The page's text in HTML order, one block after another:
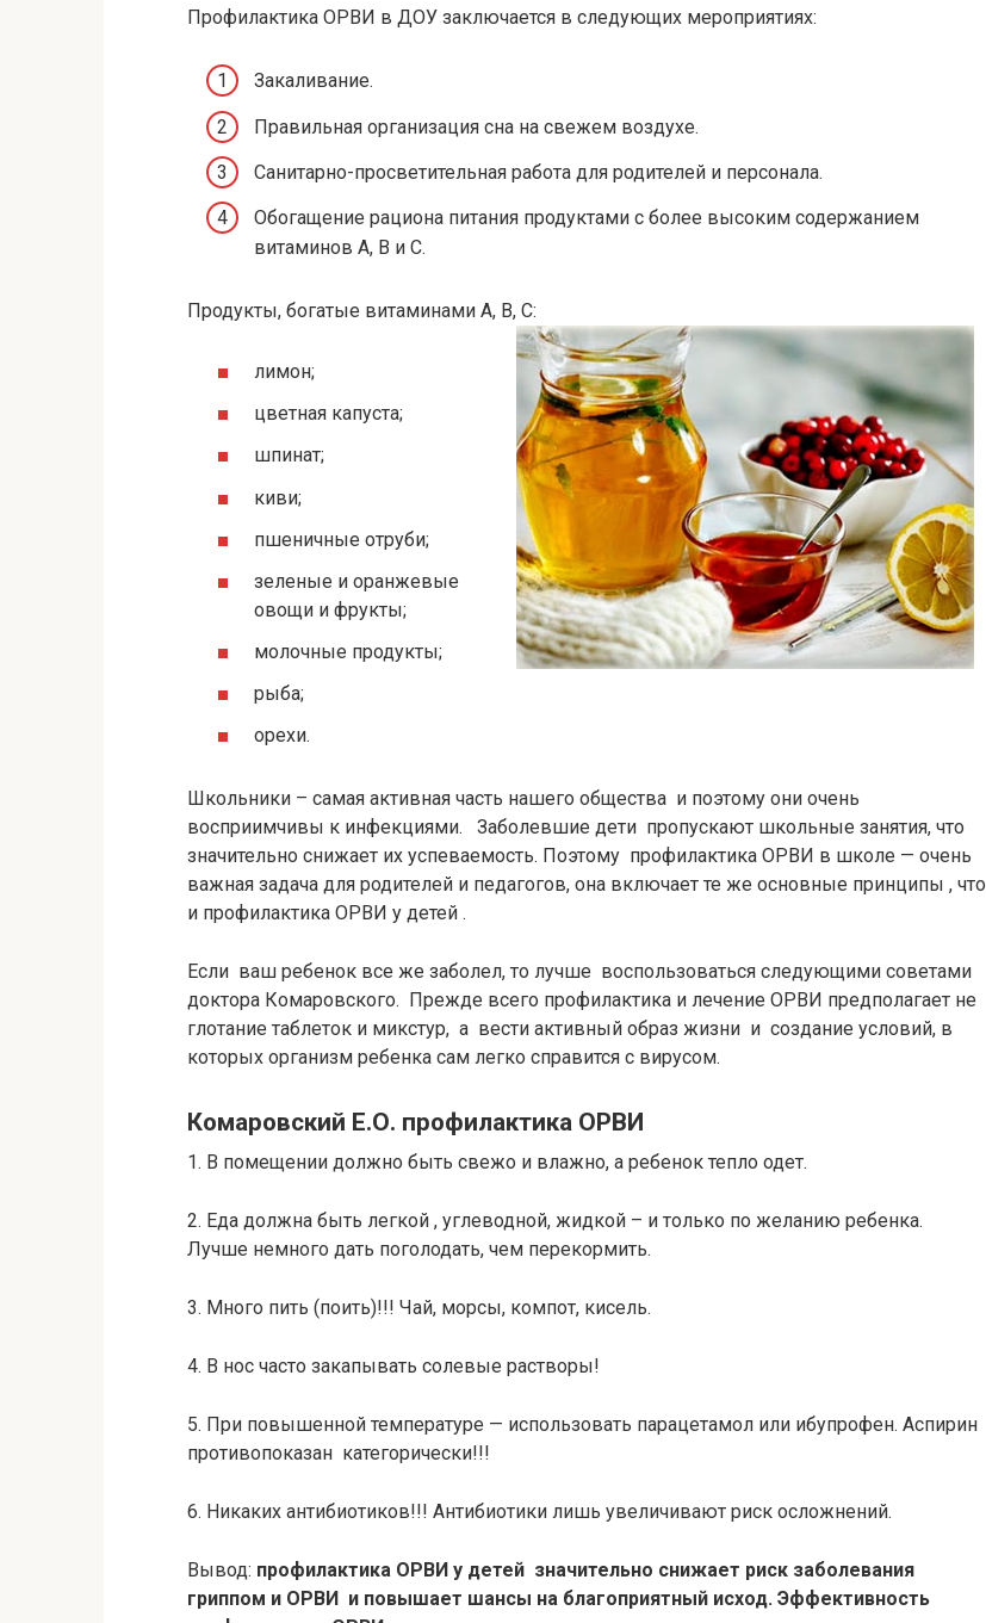
Профилактика ОРВИ в ДОУ заключается в следующих мероприятиях:
Закаливание.
Правильная организация сна на свежем воздухе.
Санитарно-просветительная работа для родителей и персонала.
Обогащение рациона питания продуктами с более высоким содержанием
витаминов А, В и С.
Продукты, богатые витаминами А, В, С:
лимон;
цветная капуста;
шпинат;
киви;
пшеничные отруби;
зеленые и оранжевые
овощи и фрукты;
молочные продукты;
рыба;
орехи.
Школьники – самая активная часть нашего общества и поэтому они очень
восприимчивы к инфекциями. Заболевшие дети пропускают школьные занятия, что
значительно снижает их успеваемость. Поэтому профилактика ОРВИ в школе — очень
важная задача для родителей и педагогов, она включает те же основные принципы , что
и профилактика ОРВИ у детей .
Если ваш ребенок все же заболел, то лучше воспользоваться следующими советами
доктора Комаровского. Прежде всего профилактика и лечение ОРВИ предполагает не
глотание таблеток и микстур, а вести активный образ жизни и создание условий, в
которых организм ребенка сам легко справится с вирусом.
Комаровский Е.О. профилактика ОРВИ
1. В помещении должно быть свежо и влажно, а ребенок тепло одет.
2. Еда должна быть легкой , углеводной, жидкой – и только по желанию ребенка.
Лучше немного дать поголодать, чем перекормить.
3. Много пить (поить)!!! Чай, морсы, компот, кисель.
4. В нос часто закапывать солевые растворы!
5. При повышенной температуре — использовать парацетамол или ибупрофен. Аспирин
противопоказан категорически!!!
6. Никаких антибиотиков!!! Антибиотики лишь увеличивают риск осложнений.
Вывод: профилактика ОРВИ у детей значительно снижает риск заболевания
гриппом и ОРВИ и повышает шансы на благоприятный исход. Эффективность